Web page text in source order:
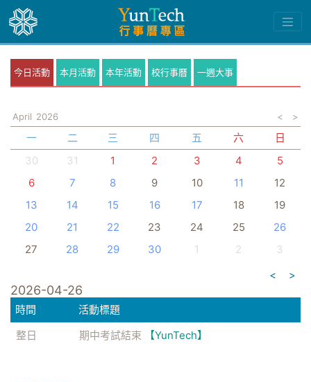
今日活動 本月活動 本年活動 校行事曆 一週大事
April 2026 < >
一 二 三 四 五 六
日
30
31 1 2 3 4
5
6
7 8 9 10 11
12
13
14 15 16 17 18
19
20
21 22 23 24 25
26
27
28 29 30 1 2
3
<
>
2026-04-26
時間
活動標題
整日
期中考試結束 【YunTech】